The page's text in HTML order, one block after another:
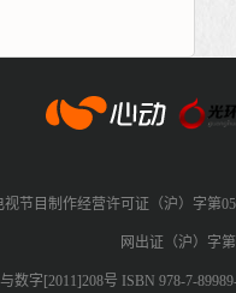
视节目制作经营许可证（沪）字第
网出证（沪）字
数字[2011]208号 ISBN 978-7-
心动网络